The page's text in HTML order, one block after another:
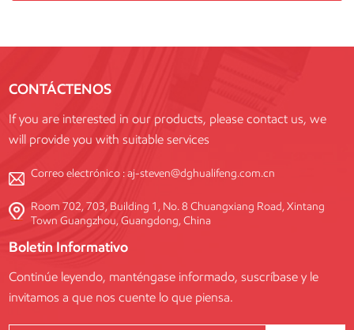
CONTÁCTENOS
If you are interested in our products, please contact us, we
will provide you with suitable services
Correo electrónico :aj-steven@dghualifeng.com.cn
Room 702, 703, Building 1, No. 8 Chuangxiang Road, Xintang
Town Guangzhou, Guangdong, China
Boletin Informativo
Continúe leyendo, manténgase informado, suscríbase y le
invitamos a que nos cuente lo que piensa.